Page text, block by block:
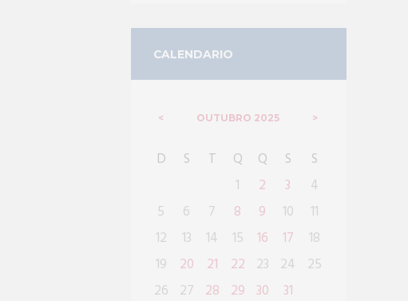
CALENDARIO
OUTUBRO 2025
D S T Q Q S
S
1
2 3
4
5
6 7 8 9 10
11
12
13 14 15 16 17
18
19
20 21 22 23 24
25
26 27 28 29 30 31